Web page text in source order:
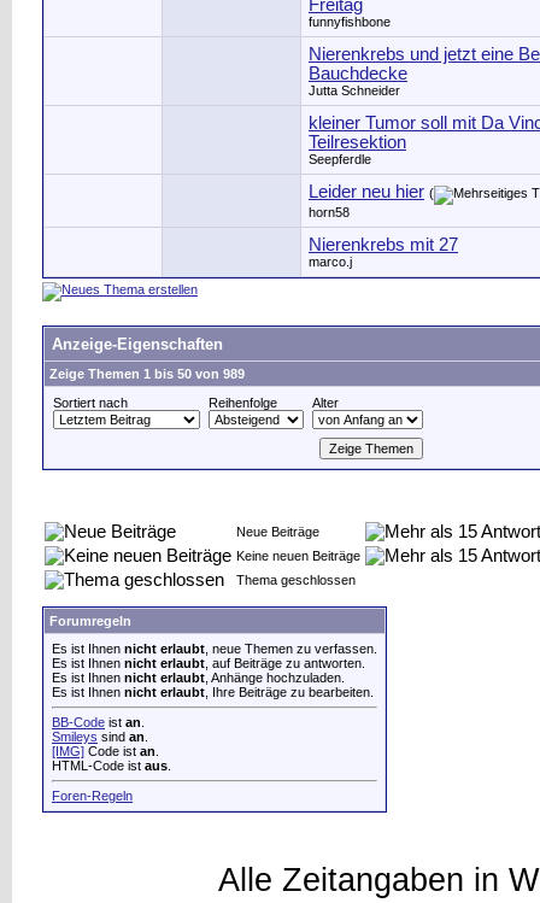
Freitag
funnyfishbone
Nierenkrebs und jetzt eine
Bauchdecke
Jutta Schneider
kleiner Tumor soll mit Da
Teilresektion
Seepferdle
Leider neu hier (
horn58
Nierenkrebs mit 27
marco.j
Anzeige-Eigenschaften
Zeige Themen 1 bis 50 von 989
Sortiert nach
Reihenfolge Alter
Neue Beiträge
Keine neuen Beiträge
Thema geschlossen
Forumregeln
Es ist Ihnen nicht erlaubt , neue Themen zu verfassen.
Es ist Ihnen nicht erlaubt , auf Beiträge zu antworten.
Es ist Ihnen nicht erlaubt , Anhänge hochzuladen.
Es ist Ihnen nicht erlaubt , Ihre Beiträge zu bearbeiten.
BB-Code ist an
Smileys sind an
[IMG] Code ist an
HTML-Code ist aus
Foren-Regeln
Alle Zeitangaben in